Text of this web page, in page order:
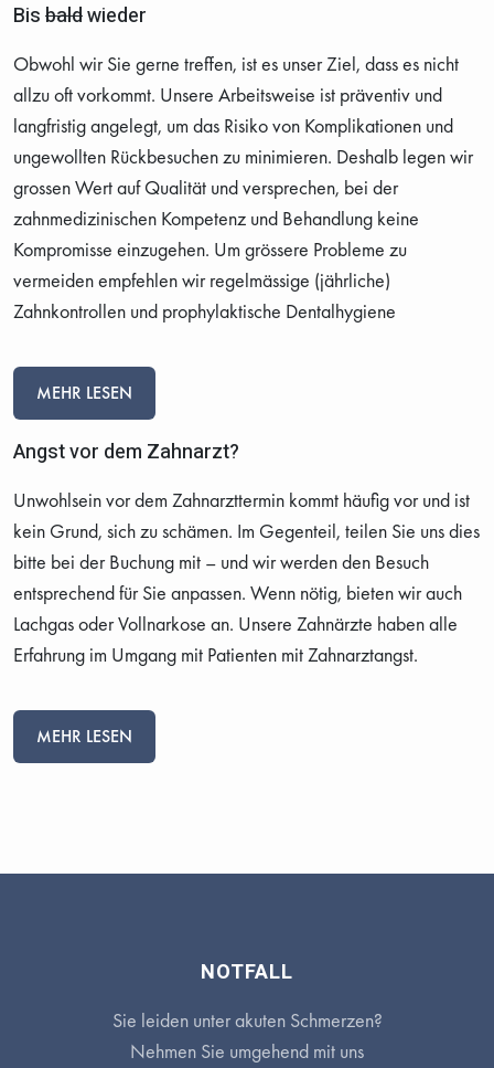
Bisbaldwieder
Obwohl wir Sie gerne treffen, ist es unser Ziel, dass es nicht
allzu oft vorkommt. Unsere Arbeitsweise ist präventiv und
langfristig angelegt, um das Risiko von Komplikationen und
ungewollten Rückbesuchen zu minimieren. Deshalb legen wir
grossen Wert auf Qualität und versprechen, bei der
zahnmedizinischen Kompetenz und Behandlung keine
Kompromisse einzugehen. Um grössere Probleme zu
vermeiden empfehlen wir regelmässige (jährliche)
Zahnkontrollen und prophylaktische Dentalhygiene
MEHR LESEN
Angst vor dem Zahnarzt?
Unwohlsein vor dem Zahnarzttermin kommt häufig vor und ist
kein Grund, sich zu schämen. Im Gegenteil, teilen Sie uns dies
bitte bei der Buchung mit – und wir werden den Besuch
entsprechend für Sie anpassen. Wenn nötig, bieten wir auch
Lachgas oder Vollnarkose an. Unsere Zahnärzte haben alle
Erfahrung im Umgang mit Patienten mit Zahnarztangst.
MEHR LESEN
NOTFALL
Sie leiden unter akuten Schmerzen?
Nehmen Sie umgehend mit uns